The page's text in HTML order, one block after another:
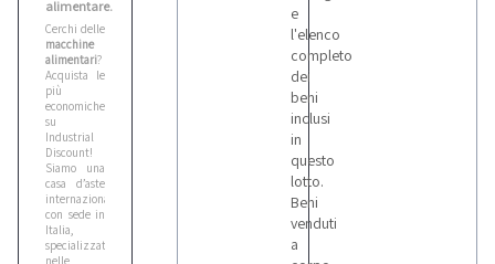
alimentare.
Cerchi delle
macchine
alimentari?
Acquista le
più
economiche
su
Industrial
Discount!
Siamo una
casa d’aste
internazionale
con sede in
Italia,
specializzata
nelle
e
l'elenco
completo
dei
beni
inclusi
in
questo
lotto.
Beni
venduti
a